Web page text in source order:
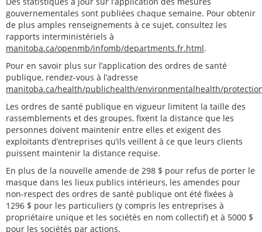
gouvernementales sont publiées chaque semaine. Pour obtenir
de plus amples renseignements à ce sujet, consultez les
rapports interministériels à
manitoba.ca/openmb/infomb/departments.fr.html.
Pour en savoir plus sur l’application des ordres de santé
publique, rendez-vous à l’adresse
manitoba.ca/health/publichealth/environmentalhealth/
Les ordres de santé publique en vigueur limitent la taille des
rassemblements et des groupes, fixent la distance que les
personnes doivent maintenir entre elles et exigent des
exploitants d’entreprises qu’ils veillent à ce que leurs clients
puissent maintenir la distance requise.
En plus de la nouvelle amende de 298 $ pour refus de porter le
masque dans les lieux publics intérieurs, les amendes pour
non-respect des ordres de santé publique ont été fixées à
1296 $ pour les particuliers (y compris les entreprises à
propriétaire unique et les sociétés en nom collectif) et à 5000 $
pour les sociétés par actions.